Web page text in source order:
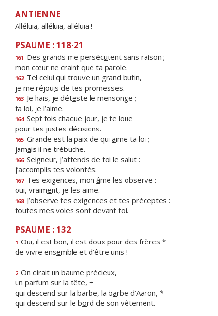
ANTIENNE
Alléluia, alléluia, alléluia !
PSAUME : 118-21
161 Des grands me persécutent sans raison ;
mon cœur ne craint que ta parole.
162 Tel celui qui trouve un grand butin,
je me réjouis de tes promesses.
163 Je hais, je déteste le mensonge ;
ta loi, je l’aime.
164 Sept fois chaque jour, je te loue
pour tes justes décisions.
165 Grande est la paix de qui aime ta loi ;
jamais il ne trébuche.
166 Seigneur, j’attends de toi le salut :
j’accomplis tes volontés.
167 Tes exigences, mon âme les observe :
oui, vraiment, je les aime.
168 J’observe tes exigences et tes préceptes :
toutes mes voies sont devant toi.
PSAUME : 132
1 Oui, il est bon, il est doux pour des frères *
de vivre ensemble et d’être unis !
2 On dirait un baume précieux,
un parfum sur la tête, +
qui descend sur la barbe, la barbe d’Aaron, *
qui descend sur le bord de son vêtement.